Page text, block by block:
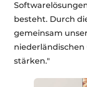
besteht. Durch
gemeinsam
stärken."